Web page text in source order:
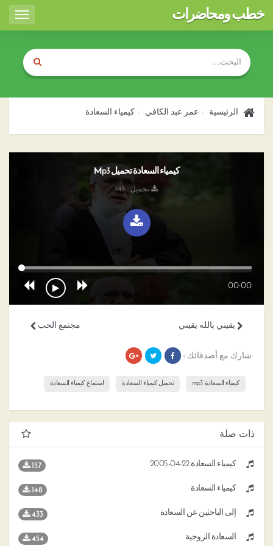
Toggle
خطب ومحاضرات
الرئيسية عمر عبد الكافي كيمياء السعادة
كيمياء السعادة تحميل Mp3
تحميل : 148
00:00
مجتمع الحب يقيني بالله يقيني
شارك مع أصدقائك ›
كيمياء السعادة mp3 تحميل كيمياء السعادة استماع كيمياء السعادة
ذات صلة
كيمياء السعادة 22-04-2005 157
كيمياء السعادة 148
إلى الباحثين عن السعادة 433
السعادة الزوجية 454